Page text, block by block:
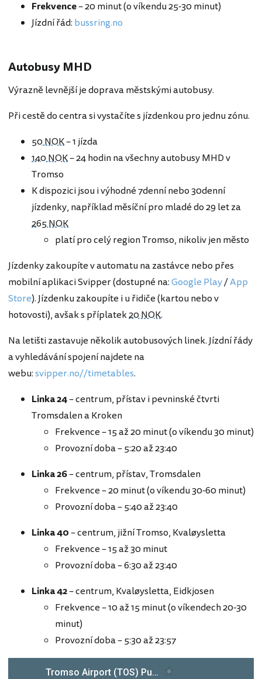
Frekvence– 20 minut (o víkendu 25-30 minut)
Jízdní řád: bussring.no
Autobusy MHD
Výrazně levnější je doprava městskými autobusy.
Při cestě do centra si vystačíte s jízdenkou pro jednu zónu.
50 NOK– 1 jízda
140 NOK– 24 hodin na všechny autobusy MHD v
Tromso
K dispozici jsou i výhodné 7denní nebo 30denní
jízdenky, například měsíční pro mladé do 29 let za
265 NOK
platí pro celý region Tromso, nikoliv jen město
Jízdenky zakoupíte v automatu na zastávce nebo přes
mobilní aplikaci Svipper (dostupné na:Google Play/App
Store). Jízdenku zakoupíte i u řidiče (kartou nebo v
hotovosti), avšak s příplatek20 NOK.
Na letišti zastavuje několik autobusových linek. Jízdní řády
a vyhledávání spojení najdete na
webu:svipper.no//timetables.
Linka24– centrum, přístav i pevninské čtvrti
Tromsdalen a Kroken
Frekvence – 15 až 20 minut (o víkendu 30 minut)
Provozní doba – 5:20 až 23:40
Linka26– centrum, přístav, Tromsdalen
Frekvence – 20 minut (o víkendu 30-60 minut)
Provozní doba – 5:40 až 23:40
Linka40– centrum, jižní Tromso, Kvaløysletta
Frekvence – 15 až 30 minut
Provozní doba – 6:30 až 23:40
Linka42– centrum, Kvaløysletta, Eidkjosen
Frekvence – 10 až 15 minut (o víkendech 20-30
minut)
Provozní doba – 5:30 až 23:57